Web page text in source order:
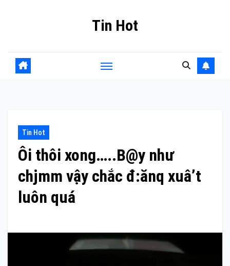
Tin Hot
Tin Hot
Ôi thôi xong…..B@y như
chjmm vậy chắc đ:ănq xuâ’t
luôn quá